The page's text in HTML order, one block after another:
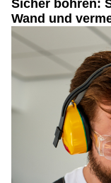
Sicher bohren:
Wand und